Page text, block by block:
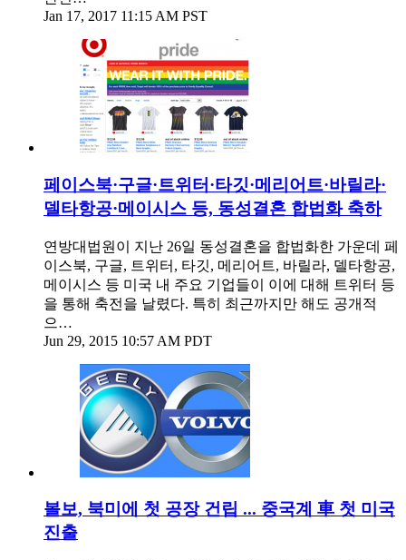
Jan 17, 2017 11:15 AM PST
페이스북·구글·트위터·타깃·메리어트·바릴라·
델타항공·메이시스 등, 동성결혼 합법화 축하
연방대법원이 지난 26일 동성결혼을 합법화한 가운데 페
이스북, 구글, 트위터, 타깃, 메리어트, 바릴라, 델타항공,
메이시스 등 미국 내 주요 기업들이 이에 대해 트위터 등
을 통해 축전을 날렸다. 특히 최근까지만 해도 공개적
으…
Jun 29, 2015 10:57 AM PDT
볼보, 북미에 첫 공장 건립 ... 중국계 車 첫 미국
진출